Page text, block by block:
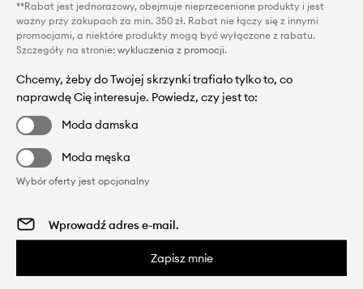
**Rabat jest jednorazowy, obejmuje nieprzecenione produkty i jest
ważny przy zakupach za min. 350 zł. Rabat nie łączy się z innymi
promocjami, a niektóre produkty mogą być wyłączone z rabatu.
Szczegóły na stronie: wykluczenia z promocji.
Chcemy, żeby do Twojej skrzynki trafiało tylko to, co
naprawdę Cię interesuje. Powiedz, czy jest to:
Moda damska
Moda męska
Wybór oferty jest opcjonalny
Zapisz mnie